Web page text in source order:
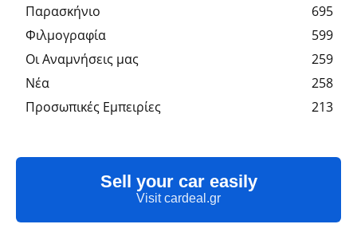
Παρασκήνιο
695
Φιλμογραφία
599
Οι Αναμνήσεις μας
259
Νέα
258
Προσωπικές Εμπειρίες
213
Sell your car easily
Visit cardeal.gr